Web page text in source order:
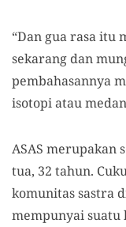
“Dan gua rasa itu
sekarang dan
pembahasannya
isotopi atau
ASAS merupakan
tua, 32 tahun.
komunitas sastra
mempunyai suatu